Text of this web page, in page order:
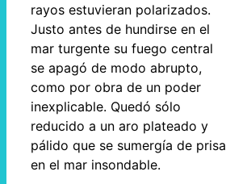
rayos estuvieran polarizados.
Justo antes de hundirse en el
mar turgente su fuego central
se apagó de modo abrupto,
como por obra de un poder
inexplicable. Quedó sólo
reducido a un aro plateado y
pálido que se sumergía de prisa
en el mar insondable.